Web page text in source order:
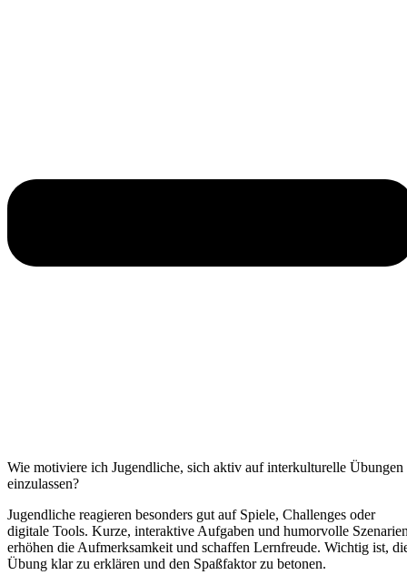
Wie motiviere ich Jugendliche, sich aktiv auf interkulturelle Übungen
einzulassen?
Jugendliche reagieren besonders gut auf Spiele, Challenges oder
digitale Tools. Kurze, interaktive Aufgaben und humorvolle
erhöhen die Aufmerksamkeit und schaffen Lernfreude. Wichtig ist,
Übung klar zu erklären und den Spaßfaktor zu betonen.